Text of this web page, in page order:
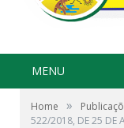
MENU
Home »
522/2018, DE 25 DE